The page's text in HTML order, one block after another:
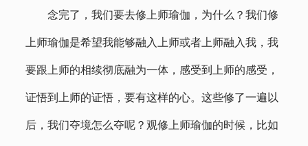
念完了，我们要去修上师瑜伽，为什么？我们修
上师瑜伽是希望我能够融入上师或者上师融入我，我
要跟上师的相续彻底融为一体，感受到上师的感受，
证悟到上师的证悟，要有这样的心。这些修了一遍以
后，我们夺境怎么夺呢？观修上师瑜伽的时候，比如